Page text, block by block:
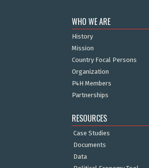
WHO WE ARE
History
Mission
Country Focal Persons
Organization
P4H Members
Partnerships
RESOURCES
Case Studies
Documents
Data